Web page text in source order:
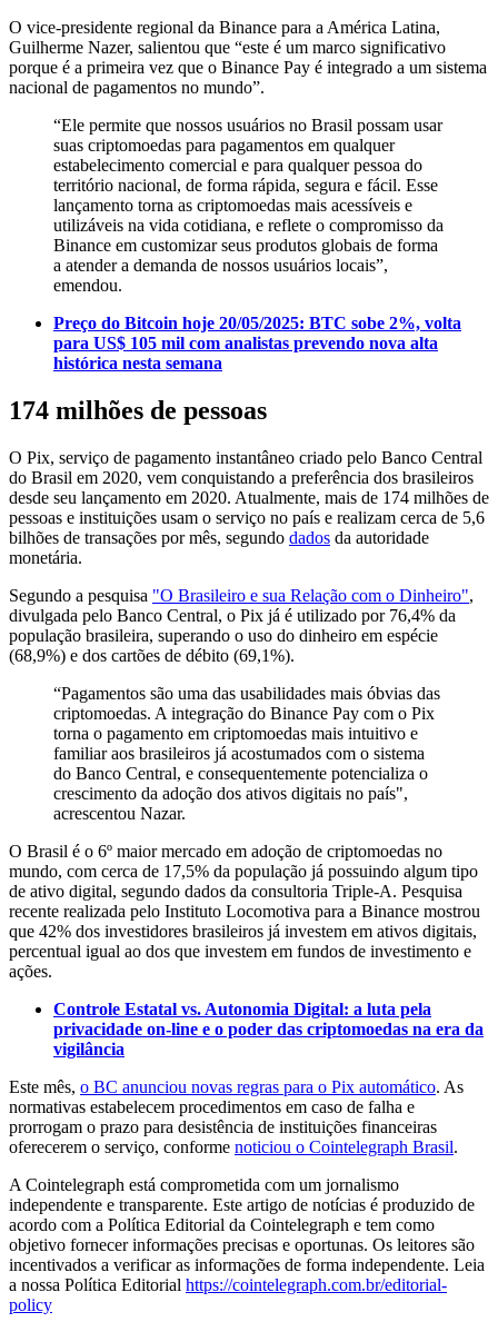
O vice-presidente regional da Binance para a América Latina,
Guilherme Nazer, salientou que “este é um marco significativo
porque é a primeira vez que o Binance Pay é integrado a um sistema
nacional de pagamentos no mundo”.
“Ele permite que nossos usuários no Brasil possam usar
suas criptomoedas para pagamentos em qualquer
estabelecimento comercial e para qualquer pessoa do
território nacional, de forma rápida, segura e fácil. Esse
lançamento torna as criptomoedas mais acessíveis e
utilizáveis na vida cotidiana, e reflete o compromisso da
Binance em customizar seus produtos globais de forma
a atender a demanda de nossos usuários locais”,
emendou.
Preço do Bitcoin hoje 20/05/2025: BTC sobe 2%, volta
para US$ 105 mil com analistas prevendo nova alta
histórica nesta semana
174 milhões de pessoas
O Pix, serviço de pagamento instantâneo criado pelo Banco Central
do Brasil em 2020, vem conquistando a preferência dos brasileiros
desde seu lançamento em 2020. Atualmente, mais de 174 milhões de
pessoas e instituições usam o serviço no país e realizam cerca de 5,6
bilhões de transações por mês, segundo dados da autoridade
monetária.
Segundo a pesquisa "O Brasileiro e sua Relação com o Dinheiro",
divulgada pelo Banco Central, o Pix já é utilizado por 76,4% da
população brasileira, superando o uso do dinheiro em espécie
(68,9%) e dos cartões de débito (69,1%).
“Pagamentos são uma das usabilidades mais óbvias das
criptomoedas. A integração do Binance Pay com o Pix
torna o pagamento em criptomoedas mais intuitivo e
familiar aos brasileiros já acostumados com o sistema
do Banco Central, e consequentemente potencializa o
crescimento da adoção dos ativos digitais no país",
acrescentou Nazar.
O Brasil é o 6º maior mercado em adoção de criptomoedas no
mundo, com cerca de 17,5% da população já possuindo algum tipo
de ativo digital, segundo dados da consultoria Triple-A. Pesquisa
recente realizada pelo Instituto Locomotiva para a Binance mostrou
que 42% dos investidores brasileiros já investem em ativos digitais,
percentual igual ao dos que investem em fundos de investimento e
ações.
Controle Estatal vs. Autonomia Digital: a luta pela
privacidade on-line e o poder das criptomoedas na era da
vigilância
Este mês, o BC anunciou novas regras para o Pix automático. As
normativas estabelecem procedimentos em caso de falha e
prorrogam o prazo para desistência de instituições financeiras
oferecerem o serviço, conforme noticiou o Cointelegraph Brasil.
A Cointelegraph está comprometida com um jornalismo
independente e transparente. Este artigo de notícias é produzido de
acordo com a Política Editorial da Cointelegraph e tem como
objetivo fornecer informações precisas e oportunas. Os leitores são
incentivados a verificar as informações de forma independente. Leia
a nossa Política Editorial https://cointelegraph.com.br/editorial-
policy